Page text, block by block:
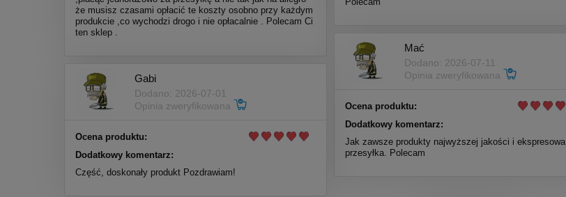
że musisz czasami opłacić te koszty osobno przy każdym
produkcie ,co wychodzi drogo i nie opłacalnie . Polecam Ci
ten sklep .
Mać
Dodano: 2026-07-11
Opinia zweryfikowana
Ocena produktu:
Dodatkowy komentarz:
Jak zawsze produkty najwyższej jakości i ekspresowa
przesyłka. Polecam
Gabi
Dodano: 2026-07-01
Opinia zweryfikowana
Ocena produktu:
Dodatkowy komentarz:
Część, doskonały produkt Pozdrawiam!